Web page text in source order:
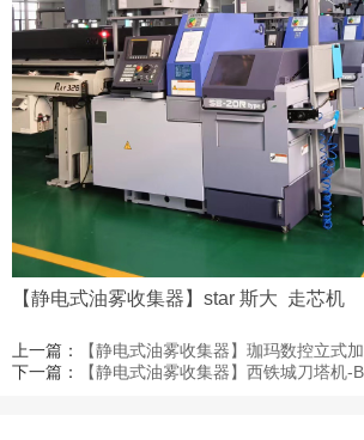
【静电式油雾收集器】star 斯大 走芯机
上一篇：
【静电式油雾收集器】珈玛数控立式
下一篇：
【静电式油雾收集器】西铁城刀塔机-